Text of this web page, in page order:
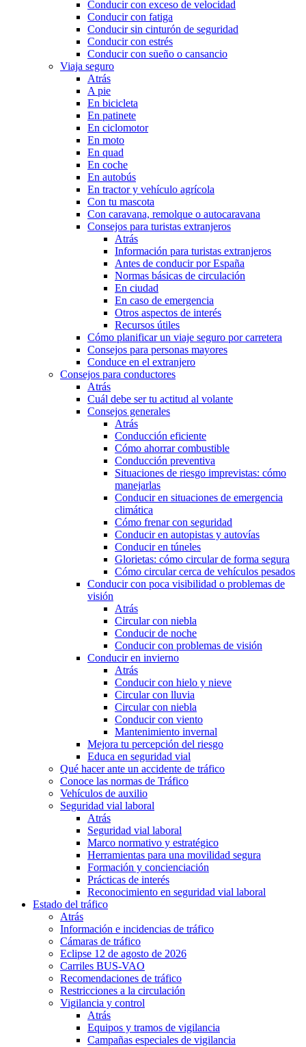
Conducir con exceso de velocidad
Conducir con fatiga
Conducir sin cinturón de seguridad
Conducir con estrés
Conducir con sueño o cansancio
Viaja seguro
Atrás
A pie
En bicicleta
En patinete
En ciclomotor
En moto
En quad
En coche
En autobús
En tractor y vehículo agrícola
Con tu mascota
Con caravana, remolque o autocaravana
Consejos para turistas extranjeros
Atrás
Información para turistas extranjeros
Antes de conducir por España
Normas básicas de circulación
En ciudad
En caso de emergencia
Otros aspectos de interés
Recursos útiles
Cómo planificar un viaje seguro por carretera
Consejos para personas mayores
Conduce en el extranjero
Consejos para conductores
Atrás
Cuál debe ser tu actitud al volante
Consejos generales
Atrás
Conducción eficiente
Cómo ahorrar combustible
Conducción preventiva
Situaciones de riesgo imprevistas: cómo
manejarlas
Conducir en situaciones de emergencia
climática
Cómo frenar con seguridad
Conducir en autopistas y autovías
Conducir en túneles
Glorietas: cómo circular de forma segura
Cómo circular cerca de vehículos pesados
Conducir con poca visibilidad o problemas de
visión
Atrás
Circular con niebla
Conducir de noche
Conducir con problemas de visión
Conducir en invierno
Atrás
Conducir con hielo y nieve
Circular con lluvia
Circular con niebla
Conducir con viento
Mantenimiento invernal
Mejora tu percepción del riesgo
Educa en seguridad vial
Qué hacer ante un accidente de tráfico
Conoce las normas de Tráfico
Vehículos de auxilio
Seguridad vial laboral
Atrás
Seguridad vial laboral
Marco normativo y estratégico
Herramientas para una movilidad segura
Formación y concienciación
Prácticas de interés
Reconocimiento en seguridad vial laboral
Estado del tráfico
Atrás
Información e incidencias de tráfico
Cámaras de tráfico
Eclipse 12 de agosto de 2026
Carriles BUS-VAO
Recomendaciones de tráfico
Restricciones a la circulación
Vigilancia y control
Atrás
Equipos y tramos de vigilancia
Campañas especiales de vigilancia